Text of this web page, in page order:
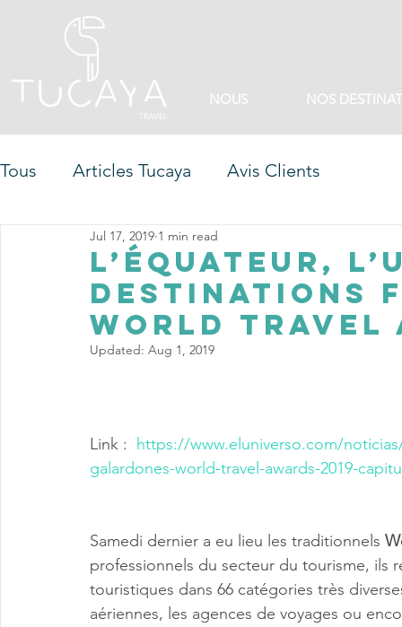
NOUS NOS
Tous Articles Tucaya Avis Clients
L’Équateur,
destinations
World Travel
Jul 17, 2019 1 min read
Updated: Aug 1, 2019
Link : https://www.eluniverso.com/
galardones-world-travel-awards-2019-
Samedi dernier a eu lieu les traditionnels
professionnels du secteur du tourisme, ils
touristiques dans 66 catégories très
aériennes, les agences de voyages ou